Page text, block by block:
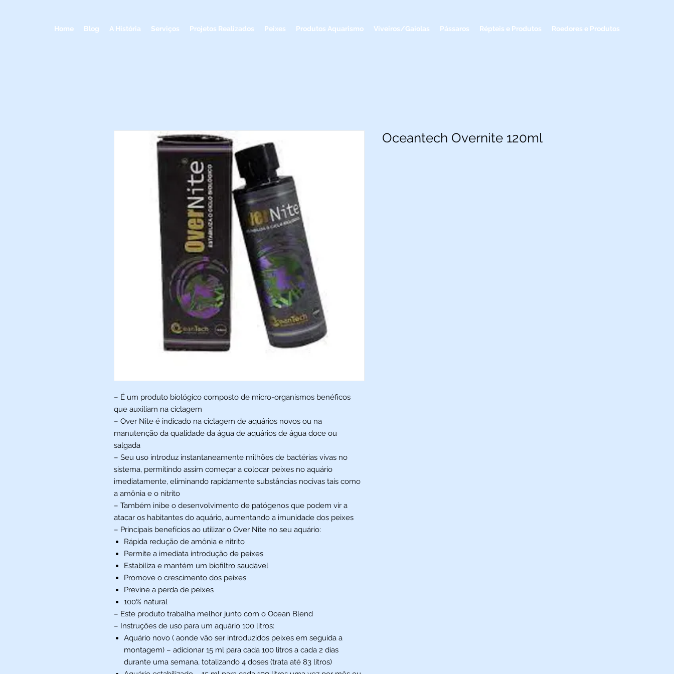
Home Blog A História Serviços Projetos Realizados Peixes Produtos Aquarismo Viveiros/Gaiolas Pássaros Répteis e Produtos Roedores e Produtos
– É um produto biológico composto de micro-organismos benéficos
que auxiliam na ciclagem
– Over Nite é indicado na ciclagem de aquários novos ou na
manutenção da qualidade da água de aquários de água doce ou
salgada
– Seu uso introduz instantaneamente milhões de bactérias vivas no
sistema, permitindo assim começar a colocar peixes no aquário
imediatamente, eliminando rapidamente substâncias nocivas tais como
a amônia e o nitrito
– Também inibe o desenvolvimento de patógenos que podem vir a
atacar os habitantes do aquário, aumentando a imunidade dos peixes
– Principais benefícios ao utilizar o Over Nite no seu aquário:
Rápida redução de amônia e nitrito
Permite a imediata introdução de peixes
Estabiliza e mantém um biofiltro saudável
Promove o crescimento dos peixes
Previne a perda de peixes
100% natural
– Este produto trabalha melhor junto com o Ocean Blend
– Instruções de uso para um aquário 100 litros:
Aquário novo ( aonde vão ser introduzidos peixes em seguida a
montagem) – adicionar 15 ml para cada 100 litros a cada 2 dias
durante uma semana, totalizando 4 doses (trata até 83 litros)
Oceantech Overnite 120ml